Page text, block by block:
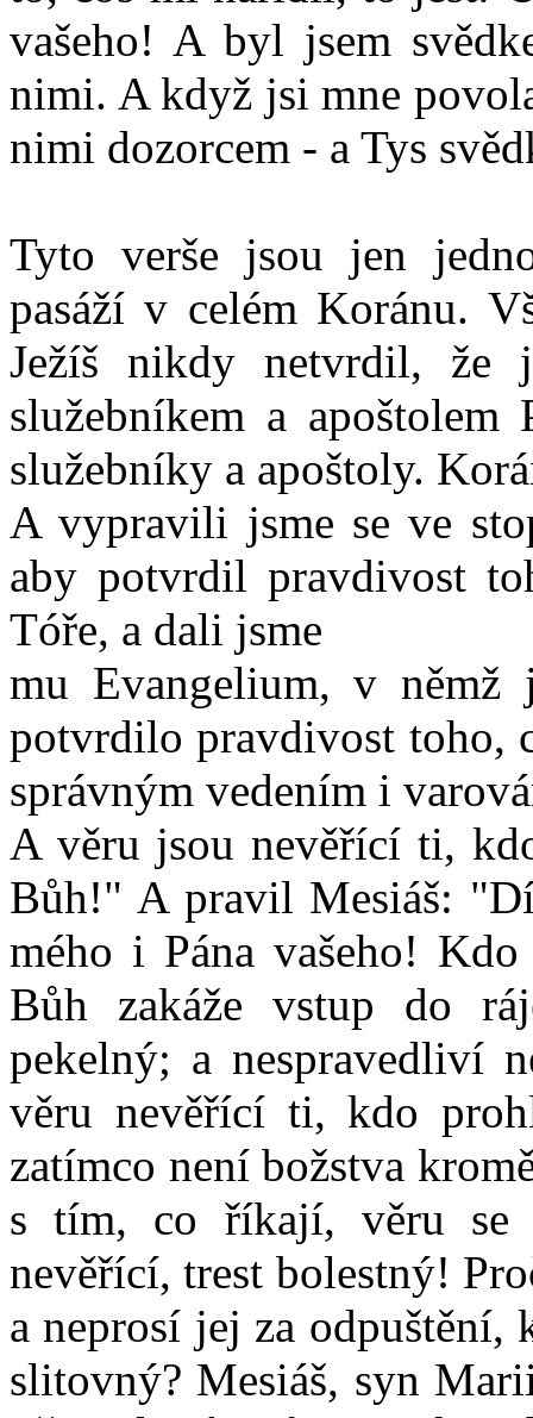
vašeho! A byl jsem
nimi. A když jsi mne
nimi dozorcem - a Tys
Tyto verše jsou jen
pasáží v celém Koránu.
Ježíš nikdy netvrdil,
služebníkem a
služebníky a apoštoly.
A vypravili jsme se ve
aby potvrdil pravdivost
Tóře, a dali jsme
mu Evangelium, v němž
potvrdilo pravdivost toho,
správným vedením i
A věru jsou nevěřící ti,
Bůh!" A pravil Mesiáš:
mého i Pána vašeho!
Bůh zakáže vstup do
pekelný; a nespravedliví
věru nevěřící ti, kdo
zatímco není božstva
s tím, co říkají, věru se
nevěřící, trest bolestný!
a neprosí jej za
slitovný? Mesiáš, syn